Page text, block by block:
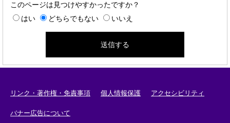
このページは見つけやすかったですか？
はい
どちらでもない いいえ
リンク・著作権・免責事項 個人情報保護 アクセシビリティ
バナー広告について